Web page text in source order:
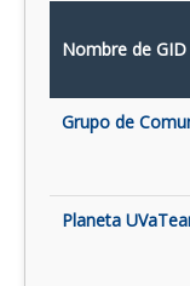
Nombre de GID
Grupo de
Planeta